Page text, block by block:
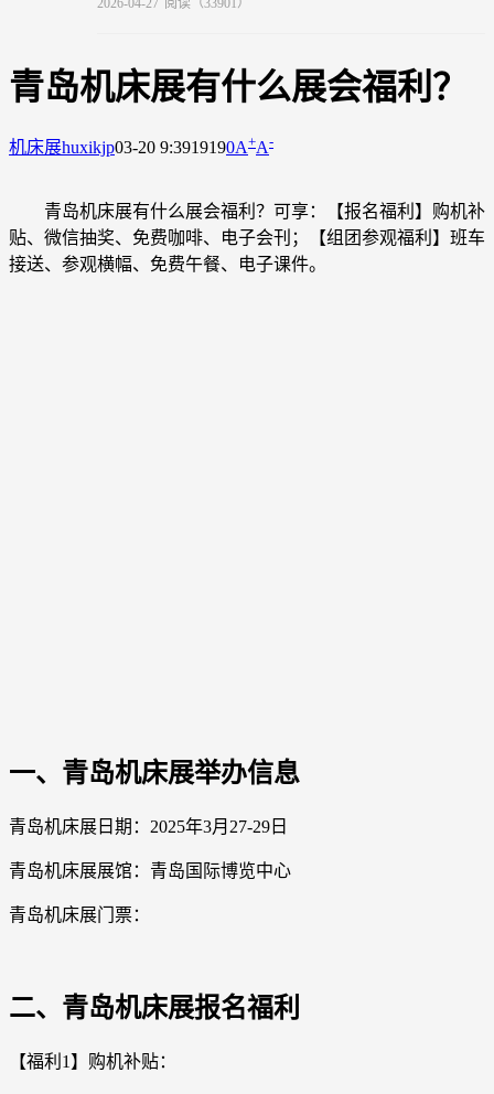
2026-04-27 阅读（33901）
青岛机床展有什么展会福利？
机床展huxikjp03-20 9:3919190A+A-
青岛机床展有什么展会福利？可享：【报名福利】购机补
贴、微信抽奖、免费咖啡、电子会刊；【组团参观福利】班车
接送、参观横幅、免费午餐、电子课件。
一、青岛机床展举办信息
青岛机床展日期：2025年3月27-29日
青岛机床展展馆：青岛国际博览中心
青岛机床展门票：
二、青岛机床展报名福利
【福利1】购机补贴：